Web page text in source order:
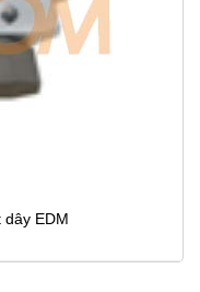
EDM